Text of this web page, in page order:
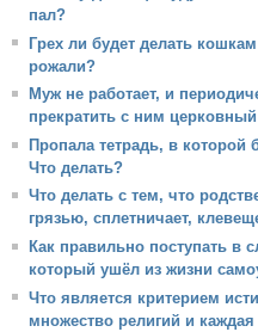
пал?
Грех ли будет делать
рожали?
Муж не работает, и
прекратить с ним
Пропала тетрадь, в
Что делать?
Что делать с тем, что
грязью, сплетничает,
Как правильно поступать в
который ушёл из жизни
Что является критерием
множество религий и